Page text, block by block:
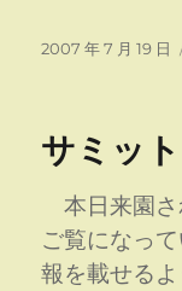
投
2007 年 7 月 19 日
サミット
本日来園さ
ご覧になっ
報を載せる